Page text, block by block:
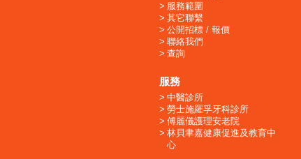
服務範圍
其它聯繫
公開招標 / 報價
聯絡我們
查詢
服務
中醫診所
勞士施羅孚牙科診所
傅麗儀護理安老院
林貝聿嘉健康促進及教育中
心